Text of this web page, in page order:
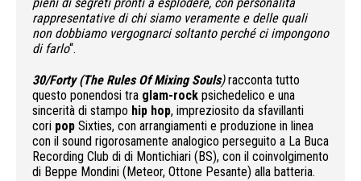
pieni di segreti pronti a esplodere, con personalità
rappresentative di chi siamo veramente e delle quali
non dobbiamo vergognarci soltanto perché ci impongono
di farlo“.
30/Forty (The Rules Of Mixing Souls)racconta tutto
questo ponendosi tra glam-rock psichedelico e una
sincerità di stampo hip hop, impreziosito da sfavillanti
cori pop Sixties, con arrangiamenti e produzione in linea
con il sound rigorosamente analogico perseguito a La Buca
Recording Club di di Montichiari (BS), con il coinvolgimento
di Beppe Mondini (Meteor, Ottone Pesante) alla batteria.